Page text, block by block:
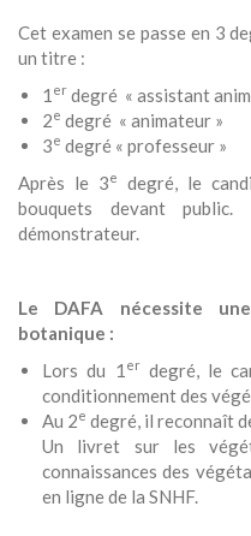
Cet examen se passe en 3
un titre :
1 er degré « assistant
2e degré « animateur »
3e degré « professeur »
Après le 3e
degré, le
bouquets devant
démonstrateur.
Le DAFA nécessite
botanique :
Lors du 1 erdegré, le
conditionnement des
Au 2e degré, il reconnaît
Un livret sur les
connaissances des
en ligne de la SNHF.